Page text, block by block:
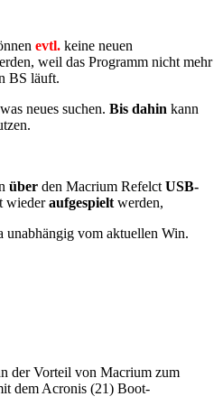
evtl. keine neuen
weil das Programm nicht mehr
BS läuft.
neues suchen. Bis dahin kann
über den Macrium Refelct USB-
wiederaufgespielt werden,
unabhängig vom aktuellen Win.
der Vorteil von Macrium zum
dem Acronis (21) Boot-